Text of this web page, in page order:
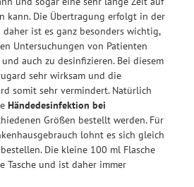
kann. Die Übertragung erfolgt in der
ist es ganz besonders wichtig,
Untersuchungen von Patienten
auch zu desinfizieren. Bei diesem
sehr wirksam und die
somit sehr vermindert. Natürlich
Händedesinfektion bei
Größen bestellt werden. Für
lohnt es sich gleich
Die kleine 100 ml Flasche
Tasche und ist daher immer